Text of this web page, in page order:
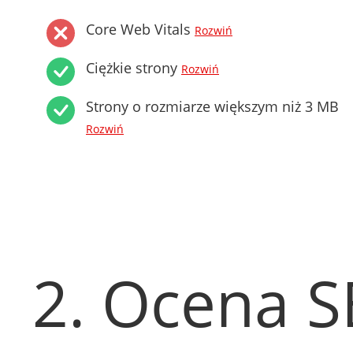
Core Web Vitals Rozwiń
Ciężkie strony Rozwiń
Strony o rozmiarze większym niż 3 MB
Rozwiń
2. Ocena